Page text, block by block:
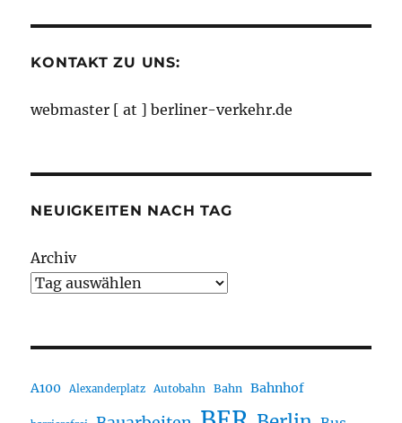
KONTAKT ZU UNS:
webmaster [ at ] berliner-verkehr.de
NEUIGKEITEN NACH TAG
Archiv
A100 Alexanderplatz Autobahn Bahn Bahnhof